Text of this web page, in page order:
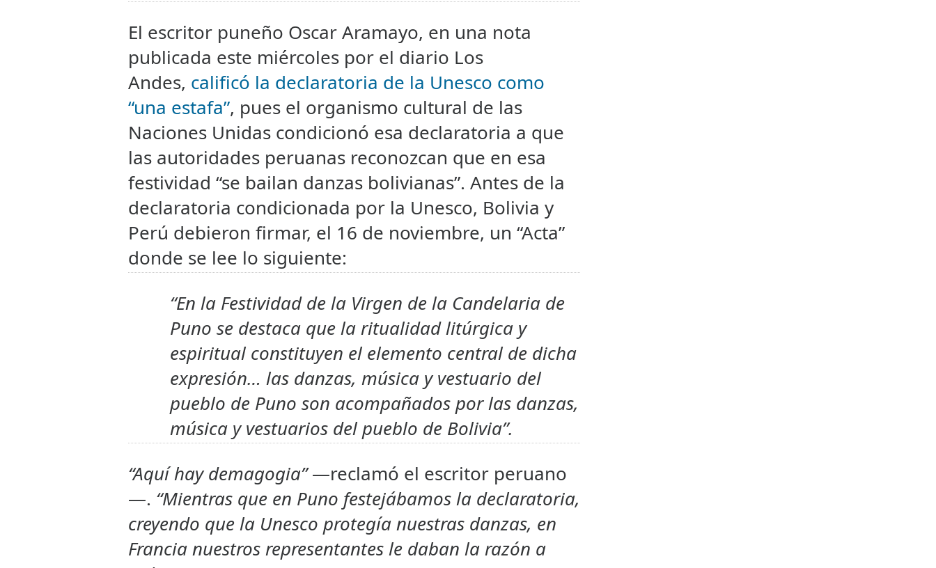
El escritor puneño Oscar Aramayo, en una nota
publicada este miércoles por el diario Los
Andes, calificó la declaratoria de la Unesco como
“una estafa”, pues el organismo cultural de las
Naciones Unidas condicionó esa declaratoria a que
las autoridades peruanas reconozcan que en esa
festividad “se bailan danzas bolivianas”. Antes de la
declaratoria condicionada por la Unesco, Bolivia y
Perú debieron firmar, el 16 de noviembre, un “Acta”
donde se lee lo siguiente:
“En la Festividad de la Virgen de la Candelaria de
Puno se destaca que la ritualidad litúrgica y
espiritual constituyen el elemento central de dicha
expresión… las danzas, música y vestuario del
pueblo de Puno son acompañados por las danzas,
música y vestuarios del pueblo de Bolivia”.
“Aquí hay demagogia”—reclamó el escritor peruano
—. “Mientras que en Puno festejábamos la declaratoria,
creyendo que la Unesco protegía nuestras danzas, en
Francia nuestros representantes le daban la razón a